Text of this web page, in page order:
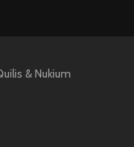
&Nukium